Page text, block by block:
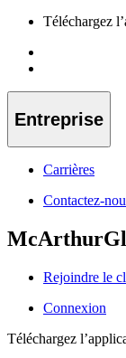
Téléchargez
Entreprise
Carrières
Contactez-
Rejoindre le
Connexion
Téléchargez